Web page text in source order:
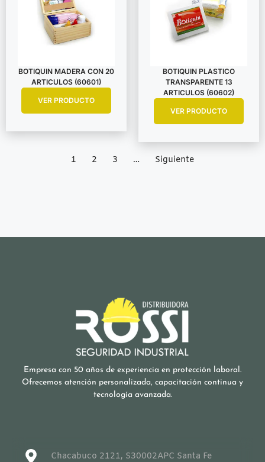
BOTIQUIN MADERA CON 20
ARTICULOS (60601)
VER PRODUCTO
BOTIQUIN PLASTICO
TRANSPARENTE 13
ARTICULOS (60602)
VER PRODUCTO
1 2 3 … Siguiente
Empresa con 50 años de experiencia en protección laboral.
Ofrecemos atención personalizada, capacitación continua y
tecnología avanzada.
Chacabuco 2121, S30002APC Santa Fe